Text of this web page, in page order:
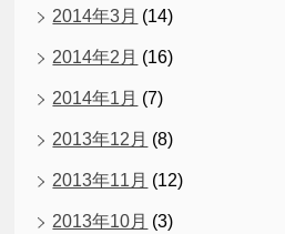
2014年3月 (14)
2014年2月 (16)
2014年1月 (7)
2013年12月 (8)
2013年11月 (12)
2013年10月 (3)